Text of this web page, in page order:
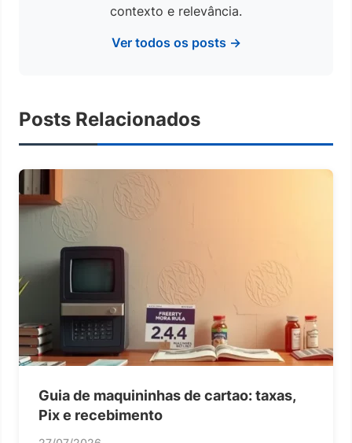
contexto e relevância.
Ver todos os posts →
Posts Relacionados
Guia de maquininhas de cartao: taxas,
Pix e recebimento